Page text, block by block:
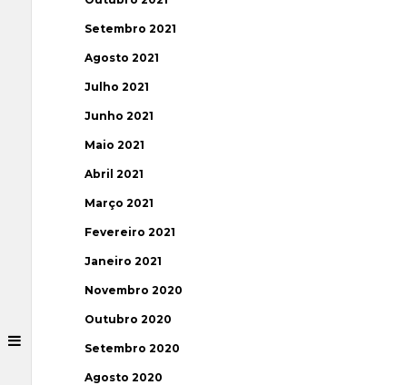
Setembro 2021
Agosto 2021
Julho 2021
Junho 2021
Maio 2021
Abril 2021
Março 2021
Fevereiro 2021
Janeiro 2021
Novembro 2020
Outubro 2020
Setembro 2020
Agosto 2020